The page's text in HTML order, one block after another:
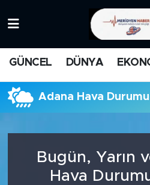
GÜNCEL DÜNYA
Adana Hava Durumu
Bugün, Yarın
Hava
FİNANS
Süper Lig Puan